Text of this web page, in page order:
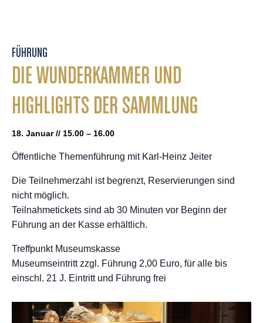
FÜHRUNG
DIE WUNDERKAMMER UND
HIGHLIGHTS DER SAMMLUNG
18. Januar // 15.00 – 16.00
Öffentliche Themenführung mit Karl-Heinz Jeiter
Die Teilnehmerzahl ist begrenzt, Reservierungen sind
nicht möglich.
Teilnahmetickets sind ab 30 Minuten vor Beginn der
Führung an der Kasse erhältlich.
Treffpunkt Museumskasse
Museumseintritt zzgl. Führung 2,00 Euro, für alle bis
einschl. 21 J. Eintritt und Führung frei